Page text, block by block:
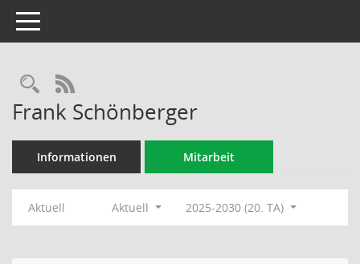
Toggle navigation
Rechercheauswahl
RSS-Feed
Frank Schönberger
Informationen Mitarbeit
Aktuell Aktuell 2025-2030 (20. TA)